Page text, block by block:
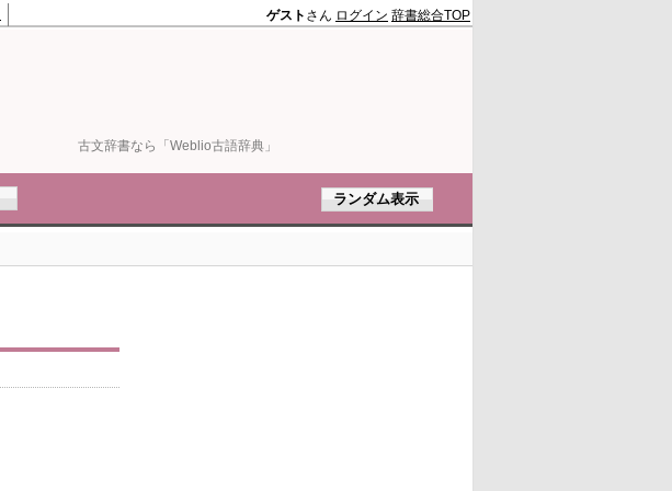
古文辞書なら「Weblio古語辞典」
ゲスト さん ログイン 辞書総合TOP